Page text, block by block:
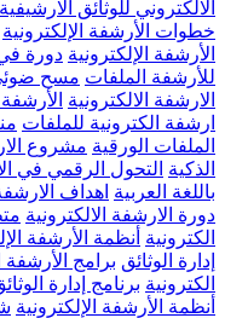
الالكتروني للوثائق الارشيفية
خطوات الأرشفة الإلكترونية
الأرشفة الإلكترونية دورة في
للأرشفة الملفات مسح
الارشفة الالكترونية الأرشفة
ارشفة الكترونية للملفات
الملفات الورقية مشروع
الذكية التحول الرقمي في
باللغة العربية اهداف
دورة الارشفة الالكترونية
الكترونية أنظمة الأرشفة
إدارة الوثائق برامج الأرشفة
الكترونية برنامج إدارة
أنظمة الأرشفة الإلكترونية